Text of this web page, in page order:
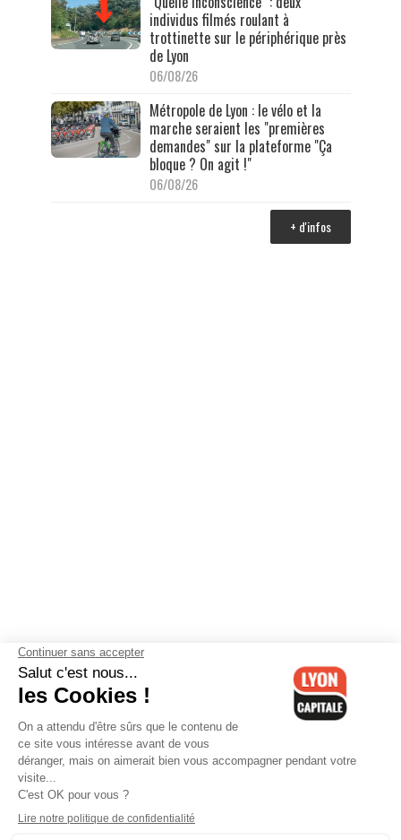
individus filmés roulant à
trottinette sur le périphérique près
de Lyon
06/08/26
Métropole de Lyon : le vélo et la
marche seraient les "premières
demandes" sur la plateforme "Ça
bloque ? On agit !"
06/08/26
+ d'infos